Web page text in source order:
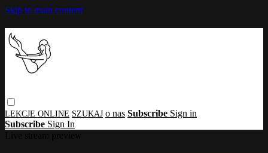
Skip to main content
o nas Subscribe Sign in
Subscribe Sign In